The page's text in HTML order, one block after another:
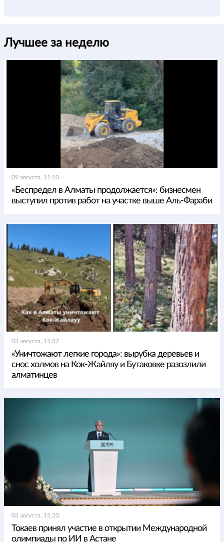
Лучшее за неделю
09 августа, 11:10
«Беспредел в Алматы продолжается»: бизнесмен
выступил против работ на участке выше Аль-Фараби
03 августа, 15:37
«Уничтожают легкие города»: вырубка деревьев и
снос холмов на Кок-Жайляу и Бутаковке разозлили
алматинцев
03 августа, 15:20
Токаев принял участие в открытии Международной
олимпиады по ИИ в Астане